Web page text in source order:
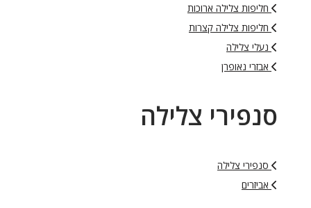
חליפות צלילה ארוכות
חליפות צלילה קצרות
נעלי צלילה
אבזרי נאופרן
סנפירי צלילה
סנפירי צלילה
אביזרים